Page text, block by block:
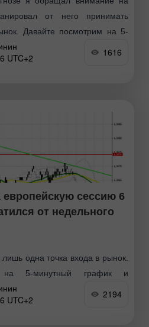
от него принимать
Давайте посмотрим на 5-
UTC+2
1616
европейскую сессию 6
от недельного
одна точка входа в рынок.
на 5-минутный график и
там произошло. В своем
внимание на уровень
UTC+2
2194